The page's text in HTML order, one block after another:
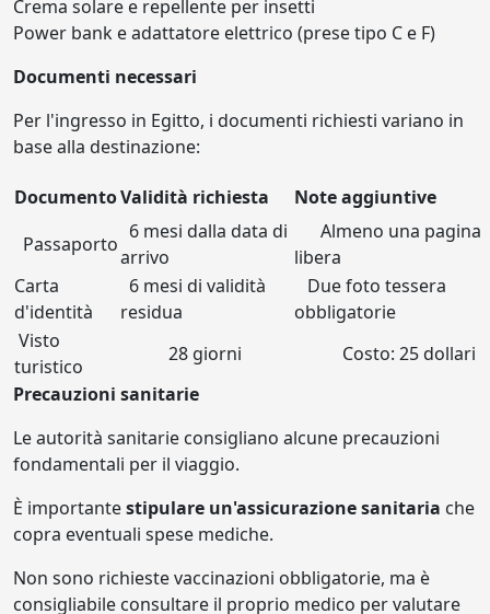
Crema solare e repellente per insetti
Power bank e adattatore elettrico (prese tipo C e F)
Documenti necessari
Per l'ingresso in Egitto, i documenti richiesti variano in
base alla destinazione:
DocumentoValidità richiesta
Note aggiuntive
Passaporto
6 mesi dalla data di
arrivo
Almeno una pagina
libera
Carta
d'identità
6 mesi di validità
residua
Due foto tessera
obbligatorie
Visto
turistico
28 giorni
Costo: 25 dollari
Precauzioni sanitarie
Le autorità sanitarie consigliano alcune precauzioni
fondamentali per il viaggio.
È importantestipulare un'assicurazione sanitaria che
copra eventuali spese mediche.
Non sono richieste vaccinazioni obbligatorie, ma è
consigliabile consultare il proprio medico per valutare